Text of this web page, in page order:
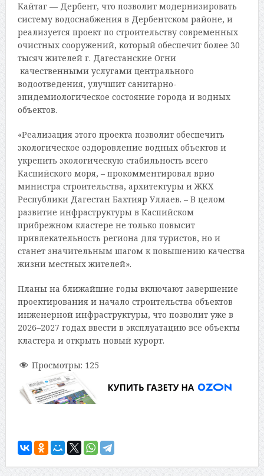
Кайтаг — Дербент, что позволит модернизировать
систему водоснабжения в Дербентском районе, и
реализуется проект по строительству современных
очистных сооружений, который обеспечит более 30
тысяч жителей г. Дагестанские Огни
качественными услугами центрального
водоотведения, улучшит санитарно-
эпидемиологическое состояние города и водных
объектов.
«Реализация этого проекта позволит обеспечить
экологическое оздоровление водных объектов и
укрепить экологическую стабильность всего
Каспийского моря, – прокомментировал врио
министра строительства, архитектуры и ЖКХ
Республики Дагестан Бахтияр Уллаев. – В целом
развитие инфраструктуры в Каспийском
прибрежном кластере не только повысит
привлекательность региона для туристов, но и
станет значительным шагом к повышению качества
жизни местных жителей».
Планы на ближайшие годы включают завершение
проектирования и начало строительства объектов
инженерной инфраструктуры, что позволит уже в
2026–2027 годах ввести в эксплуатацию все объекты
кластера и открыть новый курорт.
Просмотры: 125